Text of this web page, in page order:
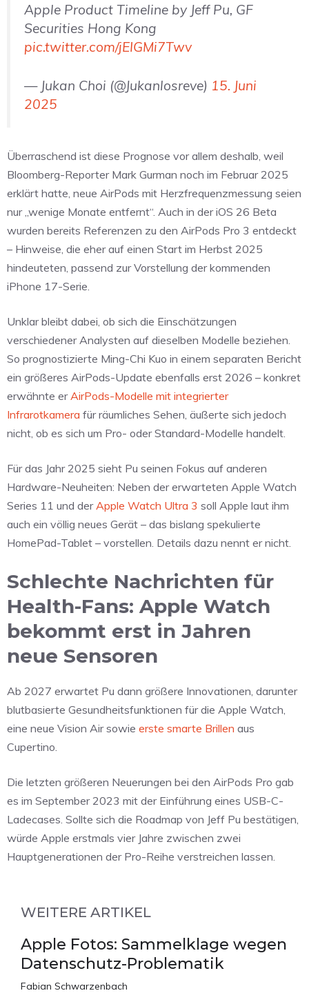
Apple Product Timeline by Jeff Pu, GF
Securities Hong Kong
pic.twitter.com/jEIGMi7Twv
— Jukan Choi (@Jukanlosreve) 15. Juni
2025
Überraschend ist diese Prognose vor allem deshalb, weil
Bloomberg-Reporter Mark Gurman noch im Februar 2025
erklärt hatte, neue AirPods mit Herzfrequenzmessung seien
nur „wenige Monate entfernt“. Auch in der iOS 26 Beta
wurden bereits Referenzen zu den AirPods Pro 3 entdeckt
– Hinweise, die eher auf einen Start im Herbst 2025
hindeuteten, passend zur Vorstellung der kommenden
iPhone 17-Serie.
Unklar bleibt dabei, ob sich die Einschätzungen
verschiedener Analysten auf dieselben Modelle beziehen.
So prognostizierte Ming-Chi Kuo in einem separaten Bericht
ein größeres AirPods-Update ebenfalls erst 2026 – konkret
erwähnte erAirPods-Modelle mit integrierter
Infrarotkamera für räumliches Sehen, äußerte sich jedoch
nicht, ob es sich um Pro- oder Standard-Modelle handelt.
Für das Jahr 2025 sieht Pu seinen Fokus auf anderen
Hardware-Neuheiten: Neben der erwarteten Apple Watch
Series 11 und derApple Watch Ultra 3 soll Apple laut ihm
auch ein völlig neues Gerät – das bislang spekulierte
HomePad-Tablet – vorstellen. Details dazu nennt er nicht.
Schlechte Nachrichten für
Health-Fans: Apple Watch
bekommt erst in Jahren
neue Sensoren
Ab 2027 erwartet Pu dann größere Innovationen, darunter
blutbasierte Gesundheitsfunktionen für die Apple Watch,
eine neue Vision Air sowie erste smarte Brillen aus
Cupertino.
Die letzten größeren Neuerungen bei den AirPods Pro gab
es im September 2023 mit der Einführung eines USB-C-
Ladecases. Sollte sich die Roadmap von Jeff Pu bestätigen,
würde Apple erstmals vier Jahre zwischen zwei
Hauptgenerationen der Pro-Reihe verstreichen lassen.
WEITERE ARTIKEL
Apple Fotos: Sammelklage wegen
Datenschutz-Problematik
Fabian Schwarzenbach